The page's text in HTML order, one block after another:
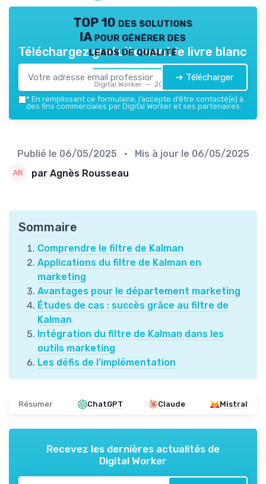
TOP 10 des solutions
IA pour générer des
leads de qualité
Digital Worker — 2026
Téléchargez gratuitement le livre blanc
➔ Télécharger
* En remplissant ce formulaire, j’accepte d’être contacté(e) à
des fins commerciales par Digital Worker et ses partenaires.
Publié le 06/05/2025 • Mis à jour le 06/05/2025
par Agnès Rousseau
Sommaire
Comprendre le filtre de Kalman
Applications du filtre de Kalman en
marketing
Avantages pour le département marketing
Études de cas : succès grâce au filtre de
Kalman
Intégration du filtre de Kalman dans les
outils marketing
Les défis de l'implémentation
Résumer ChatGPT Claude Mistral
Recevez les dernières actualités de
Digital Worker